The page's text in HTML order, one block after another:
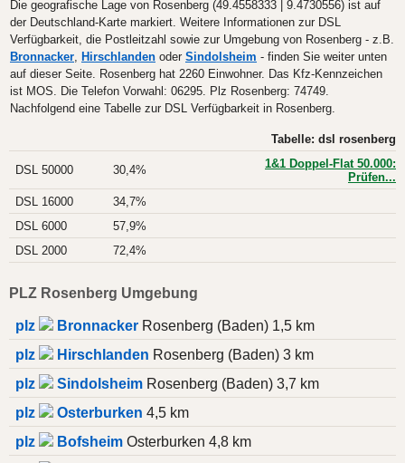
Die geografische Lage von Rosenberg (49.4558333 | 9.4730556) ist auf
der Deutschland-Karte markiert. Weitere Informationen zur DSL
Verfügbarkeit, die Postleitzahl sowie zur Umgebung von Rosenberg - z.B.
Bronnacker, Hirschlanden oder Sindolsheim - finden Sie weiter unten
auf dieser Seite. Rosenberg hat 2260 Einwohner. Das Kfz-Kennzeichen
ist MOS. Die Telefon Vorwahl: 06295. Plz Rosenberg: 74749.
Nachfolgend eine Tabelle zur DSL Verfügbarkeit in Rosenberg.
Tabelle: dsl rosenberg
DSL 50000 30,4%
1&1 Doppel-Flat 50.000:
Prüfen...
DSL 16000
34,7%
DSL 6000
57,9%
DSL 2000
72,4%
PLZ Rosenberg Umgebung
plz Bronnacker Rosenberg (Baden) 1,5 km
plz
Hirschlanden Rosenberg (Baden) 3 km
plz
Sindolsheim Rosenberg (Baden) 3,7 km
plz
Osterburken 4,5 km
plz
Bofsheim Osterburken 4,8 km